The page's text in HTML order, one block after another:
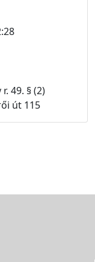
49. § (2)
út 115